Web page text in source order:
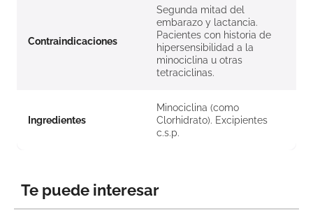
Contraindicaciones
Segunda mitad del
embarazo y lactancia.
Pacientes con historia de
hipersensibilidad a la
minociclina u otras
tetraciclinas.
Ingredientes
Minociclina (como
Clorhidrato). Excipientes
c.s.p.
Te puede interesar